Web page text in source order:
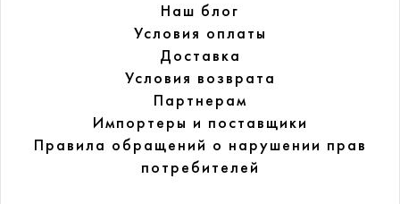
Наш блог
Условия оплаты
Доставка
Условия возврата
Партнерам
Импортеры и поставщики
Правила обращений о нарушении прав
потребителей